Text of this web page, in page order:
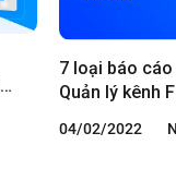
7 loại báo
Quản lý kênh
04/02/2022